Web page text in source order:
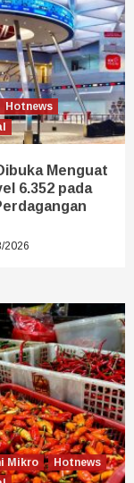
Hotnews
Menguat
6.352 pada
2026
Mikro
Hotnews